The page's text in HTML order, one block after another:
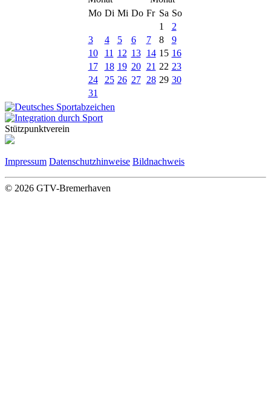
Mo Di Mi Do Fr Sa So
1
2
3
4 5 6 7 8
9
10
11 12 13 14 15 16
17
18 19 20 21 22 23
24
25 26 27 28 29 30
31
Stützpunktverein
Impressum Datenschutzhinweise Bildnachweis
© 2026 GTV-Bremerhaven